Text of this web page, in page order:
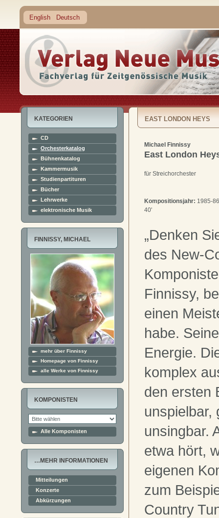
English Deutsch
KATEGORIEN
CD
Orchesterkatalog
Bühnenkatalog
Kammermusik
Studienpartituren
Bücher
Lehrwerke
elektronische Musik
FINNISSY, MICHAEL
mehr über Finnissy
Homepage von Finnissy
alle Werke von Finnissy
KOMPONISTEN
Alle Komponisten
…MEHR INFORMATIONEN
Mitteilungen
Konzerte
Abkürzungen
EAST LONDON HEYS
Michael Finnissy
East London
für Streichorchester
Kompositionsjahr: 1985-
40'
„Denken
des New-
Finnissy,
einen
habe.
Energie.
komplex
den ersten
unspielbar,
unsingbar.
etwa hört,
eigenen
zum
Country